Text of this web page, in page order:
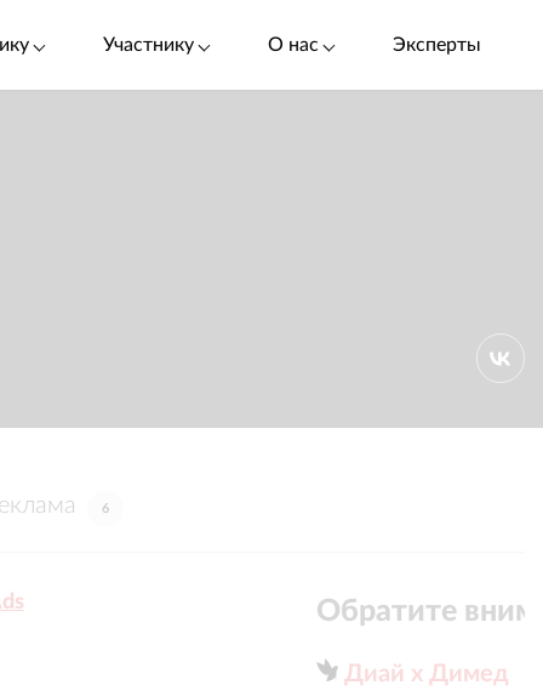
Участнику О нас Эксперты
6
Обратите
Диай х Димед